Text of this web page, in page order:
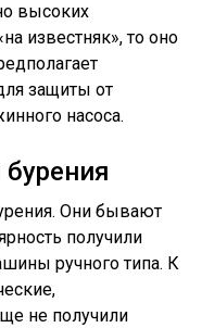
высоких
известняк», то оно
защиты от
насоса.
Они бывают
получили
ручного типа. К
не получили